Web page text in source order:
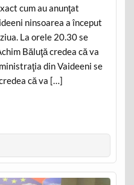
cum au anunţat
ninsoarea a început
La orele 20.30 se
Băluţă credea că va
din Vaideeni se
că va […]